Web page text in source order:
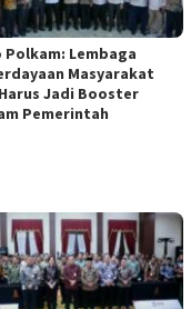
Polkam: Lembaga
Masyarakat
Jadi Booster
Pemerintah